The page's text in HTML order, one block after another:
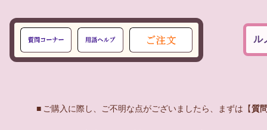
ル
■ ご購入に際し、ご不明な点がございましたら、まずは【質